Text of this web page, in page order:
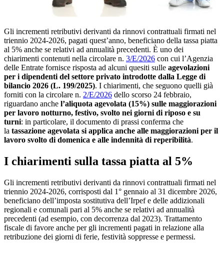
Gli incrementi retributivi derivanti da rinnovi contrattuali firmati nel
triennio 2024-2026, pagati quest’anno, beneficiano della tassa piatta
al 5% anche se relativi ad annualità precedenti. È uno dei
chiarimenti contenuti nella circolare n. 3/E/2026 con cui l’Agenzia
delle Entrate fornisce risposta ad alcuni quesiti sulle agevolazioni
per i dipendenti del settore privato introdotte dalla Legge di
bilancio 2026 (L. 199/2025). I chiarimenti, che seguono quelli già
forniti con la circolare n. 2/E/2026 dello scorso 24 febbraio,
riguardano anche l’aliquota agevolata (15%) sulle maggiorazioni
per lavoro notturno, festivo, svolto nei giorni di riposo e su
turni: in particolare, il documento di prassi conferma che
la tassazione agevolata si applica anche alle maggiorazioni per il
lavoro svolto di domenica e alle indennità di reperibilità.
I chiarimenti sulla tassa piatta al 5%
Gli incrementi retributivi derivanti da rinnovi contrattuali firmati nel
triennio 2024-2026, corrisposti dal 1° gennaio al 31 dicembre 2026,
beneficiano dell’imposta sostitutiva dell’Irpef e delle addizionali
regionali e comunali pari al 5% anche se relativi ad annualità
precedenti (ad esempio, con decorrenza dal 2023). Trattamento
fiscale di favore anche per gli incrementi pagati in relazione alla
retribuzione dei giorni di ferie, festività soppresse e permessi.